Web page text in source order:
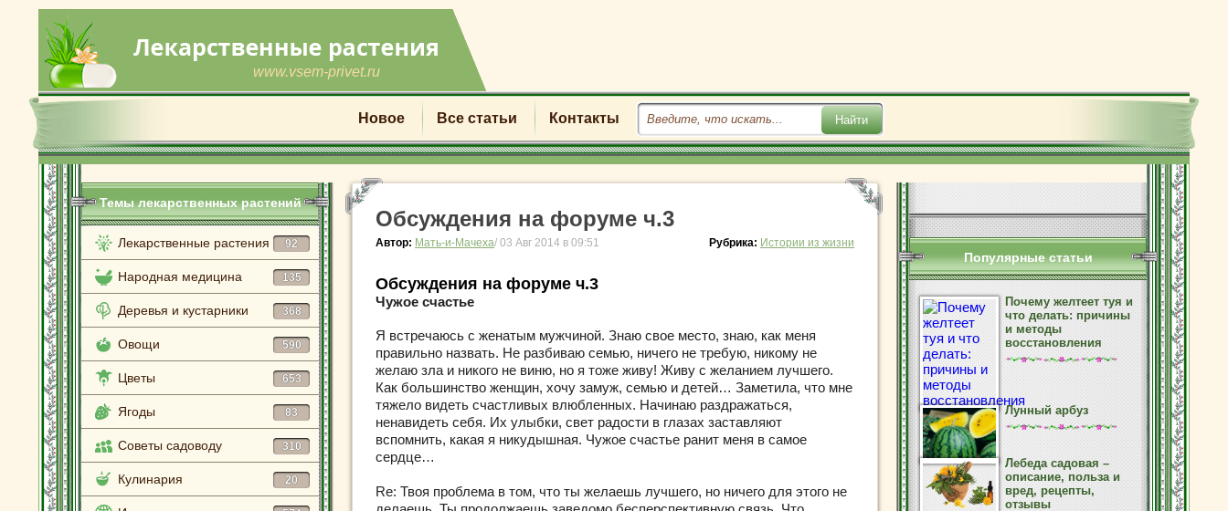
www.vsem-privet.ru
Новое Все статьи Контакты
Темы лекарственных растений
Лекарственные растения 92
Народная медицина 135
Деревья и кустарники 368
Овощи 590
Цветы 653
Ягоды 83
Советы садоводу 310
Кулинария 20
Обсуждения на форуме ч.3
Автор: Мать-и-Мачеха/ 03 Авг 2014 в 09:51 Рубрика: Истории из жизни
Обсуждения на форуме ч.3
Чужое счастье
Я встречаюсь с женатым мужчиной. Знаю свое место, знаю, как меня
правильно назвать. Не разбиваю семью, ничего не требую, никому не
желаю зла и никого не виню, но я тоже живу! Живу с желанием лучшего.
Как большинство женщин, хочу замуж, семью и детей… Заметила, что мне
тяжело видеть счастливых влюбленных. Начинаю раздражаться,
ненавидеть себя. Их улыбки, свет радости в глазах заставляют
вспомнить, какая я никудышная. Чужое счастье ранит меня в самое
сердце…
Re: Твоя проблема в том, что ты желаешь лучшего, но ничего для этого не
Популярные статьи
Почему желтеет туя и
что делать: причины
и методы
восстановления
Лунный арбуз
Лебеда садовая –
описание, польза и
вред, рецепты,
отзывы